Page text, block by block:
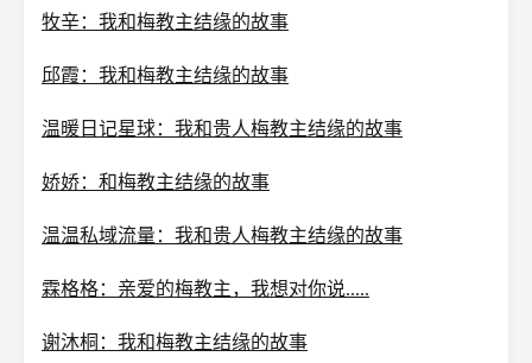
牧辛：我和梅教主结缘的故事
邱霞：我和梅教主结缘的故事
温暖日记星球：我和贵人梅教主结缘的故事
娇娇：和梅教主结缘的故事
温温私域流量：我和贵人梅教主结缘的故事
霖格格：亲爱的梅教主，我想对你说.....
谢沐桐：我和梅教主结缘的故事